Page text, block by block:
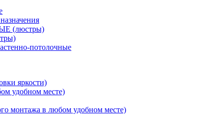
(люстры)
потолочные
яркости)
удобном месте)
монтажа в любом удобном месте)